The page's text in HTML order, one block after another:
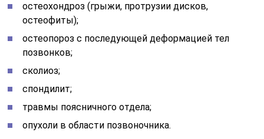
остеохондроз (грыжи, протрузии дисков,
остеофиты);
остеопороз с последующей деформацией тел
позвонков;
сколиоз;
спондилит;
травмы поясничного отдела;
опухоли в области позвоночника.